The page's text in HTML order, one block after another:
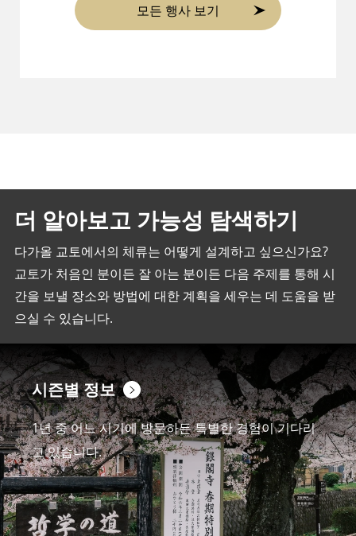
모든 행사 보기
더 알아보고 가능성 탐색하기
다가올 교토에서의 체류는 어떻게 설계하고 싶으신가요?
교토가 처음인 분이든 잘 아는 분이든 다음 주제를 통해 시
간을 보낼 장소와 방법에 대한 계획을 세우는 데 도움을 받
으실 수 있습니다.
시즌별 정보
1년 중 어느 시기에 방문하든 특별한 경험이 기다리
고 있습니다.